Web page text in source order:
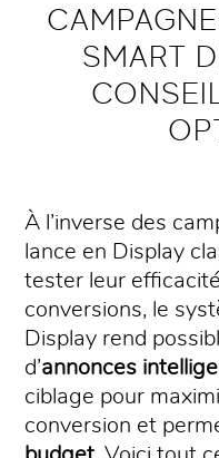
SMART
À l’inverse des
lance en Display
tester leur
conversions, le
Display rend
d’annonces
ciblage pour
conversion et